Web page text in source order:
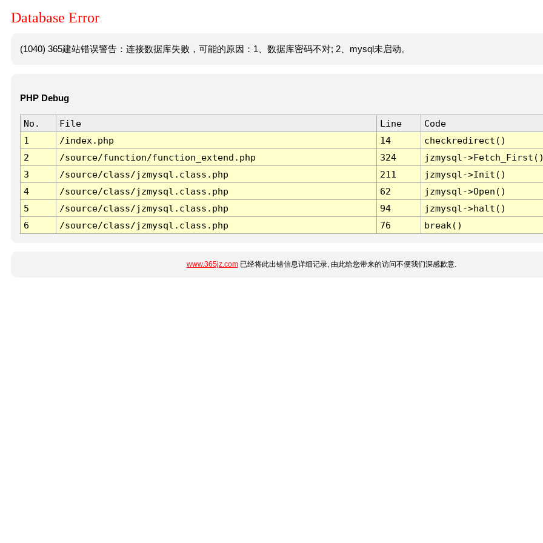
Database Error
(1040) 365建站错误警告：连接数据库失败，可能的原因：1、数据库密码不对; 2、mysql未启动。
PHP Debug
No. File Line
Code
1
/index.php 14
checkredirect()
2
/source/function/function_extend.php 324
jzmysql-
3
/source/class/jzmysql.class.php 211
jzmysql->Init()
4
/source/class/jzmysql.class.php 62
jzmysql->Open()
5
/source/class/jzmysql.class.php 94
jzmysql->halt()
6
/source/class/jzmysql.class.php 76 break()
www.365jz.com已经将此出错信息详细记录, 由此给您带来的访问不便我们深感歉意.